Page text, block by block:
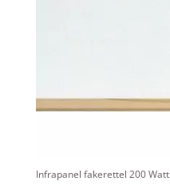
Infrapanel fakerettel 200 Watt